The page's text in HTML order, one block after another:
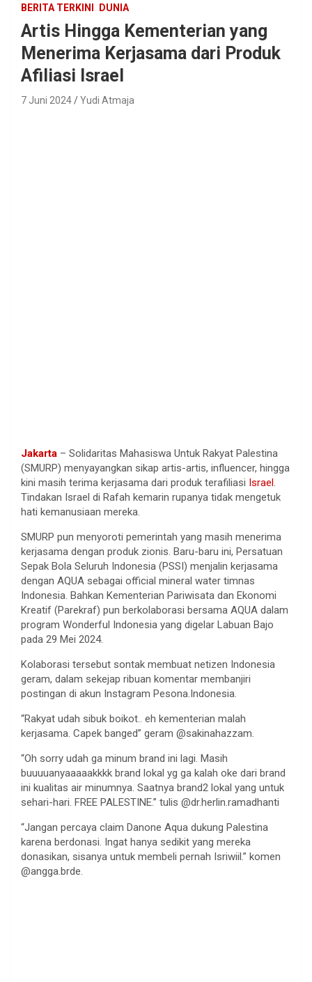
BERITA TERKINI DUNIA
Artis Hingga Kementerian yang
Menerima Kerjasama dari Produk
Afiliasi Israel
7 Juni 2024 Yudi Atmaja
Jakarta – Solidaritas Mahasiswa Untuk Rakyat Palestina
(SMURP) menyayangkan sikap artis-artis, influencer, hingga
kini masih terima kerjasama dari produk terafiliasi Israel.
Tindakan Israel di Rafah kemarin rupanya tidak mengetuk
hati kemanusiaan mereka.
SMURP pun menyoroti pemerintah yang masih menerima
kerjasama dengan produk zionis. Baru-baru ini, Persatuan
Sepak Bola Seluruh Indonesia (PSSI) menjalin kerjasama
dengan AQUA sebagai official mineral water timnas
Indonesia. Bahkan Kementerian Pariwisata dan Ekonomi
Kreatif (Parekraf) pun berkolaborasi bersama AQUA dalam
program Wonderful Indonesia yang digelar Labuan Bajo
pada 29 Mei 2024.
Kolaborasi tersebut sontak membuat netizen Indonesia
geram, dalam sekejap ribuan komentar membanjiri
postingan di akun Instagram Pesona.Indonesia.
“Rakyat udah sibuk boikot.. eh kementerian malah
kerjasama. Capek banged” geram @sakinahazzam.
“Oh sorry udah ga minum brand ini lagi. Masih
buuuuanyaaaaakkkk brand lokal yg ga kalah oke dari brand
ini kualitas air minumnya. Saatnya brand2 lokal yang untuk
sehari-hari. FREE PALESTINE.” tulis @dr.herlin.ramadhanti
“Jangan percaya claim Danone Aqua dukung Palestina
karena berdonasi. Ingat hanya sedikit yang mereka
donasikan, sisanya untuk membeli pernah Isriwiil.” komen
@angga.brde.